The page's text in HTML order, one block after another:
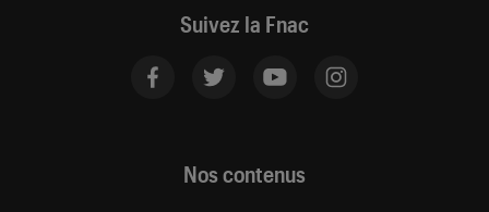
Suivez la Fnac
Nos contenus